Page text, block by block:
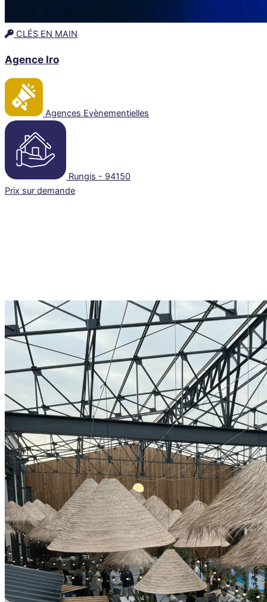
CLÉS EN MAIN
Agence Iro
Agences Evènementielles
Rungis - 94150
Prix sur demande